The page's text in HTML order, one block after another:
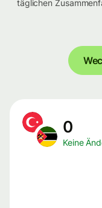
täglichen
0
Keine